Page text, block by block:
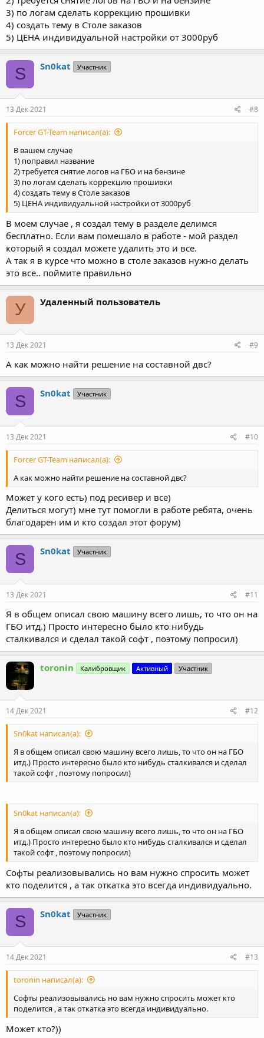
3) по логам сделать коррекцию прошивки
4) создать тему в Столе заказов
5) ЦЕНА индивидуальной настройки от 3000руб
S Sn0kat Участник
13 Дек 2021 #8
Forcer GT-Team написал(а):
В вашем случае
1) поправил название
2) требуется снятие логов на ГБО и на бензине
3) по логам сделать коррекцию прошивки
4) создать тему в Столе заказов
5) ЦЕНА индивидуальной настройки от 3000руб
В моем случае , я создал тему в разделе делимся
бесплатно. Если вам помешало в работе - мой раздел
который я создал можете удалить это и все.
А так я в курсе что можно в столе заказов нужно делать
это все.. поймите правильно
У Удаленный пользователь
13 Дек 2021 #9
А как можно найти решение на составной двс?
S Sn0kat Участник
13 Дек 2021 #10
Forcer GT-Team написал(а):
А как можно найти решение на составной двс?
Может у кого есть) под ресивер и все)
Делиться могут) мне тут помогли в работе ребята, очень
благодарен им и кто создал этот форум)
S Sn0kat Участник
13 Дек 2021 #11
Я в общем описал свою машину всего лишь, то что он на
ГБО итд.) Просто интересно было кто нибудь
сталкивался и сделал такой софт , поэтому попросил)
toronin Калибровщик Активный Участник
14 Дек 2021 #12
Sn0kat написал(а):
Я в общем описал свою машину всего лишь, то что он на ГБО
итд.) Просто интересно было кто нибудь сталкивался и сделал
такой софт , поэтому попросил)
Sn0kat написал(а):
Я в общем описал свою машину всего лишь, то что он на ГБО
итд.) Просто интересно было кто нибудь сталкивался и сделал
такой софт , поэтому попросил)
Софты реализовывались но вам нужно спросить может
кто поделится , а так откатка это всегда индивидуально.
S Sn0kat Участник
14 Дек 2021 #13
toronin написал(а):
Софты реализовывались но вам нужно спросить может кто
поделится , а так откатка это всегда индивидуально.
Может кто?))